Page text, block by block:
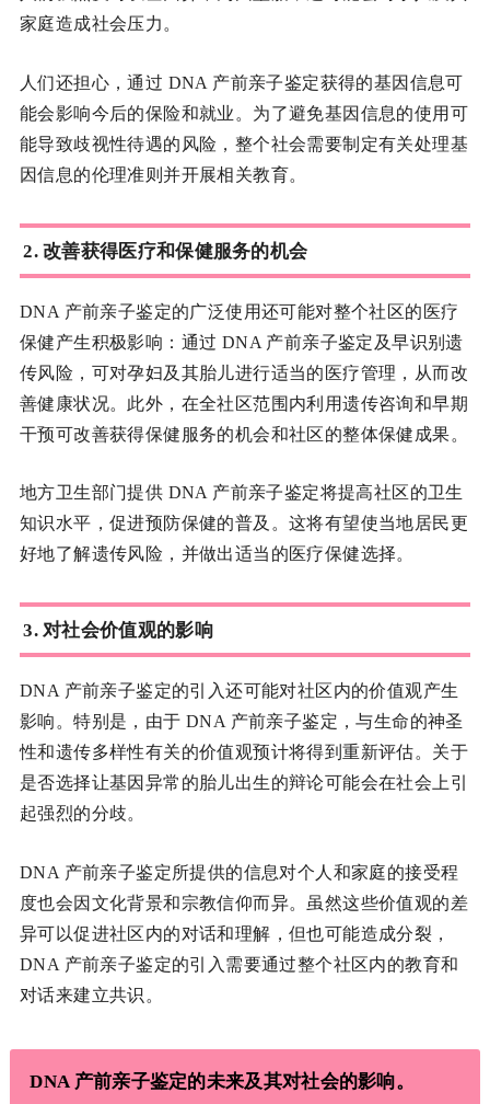
家庭造成社会压力。
人们还担心，通过 DNA 产前亲子鉴定获得的基因信息可
能会影响今后的保险和就业。为了避免基因信息的使用可
能导致歧视性待遇的风险，整个社会需要制定有关处理基
因信息的伦理准则并开展相关教育。
2. 改善获得医疗和保健服务的机会
DNA 产前亲子鉴定的广泛使用还可能对整个社区的医疗
保健产生积极影响：通过 DNA 产前亲子鉴定及早识别遗
传风险，可对孕妇及其胎儿进行适当的医疗管理，从而改
善健康状况。此外，在全社区范围内利用遗传咨询和早期
干预可改善获得保健服务的机会和社区的整体保健成果。
地方卫生部门提供 DNA 产前亲子鉴定将提高社区的卫生
知识水平，促进预防保健的普及。这将有望使当地居民更
好地了解遗传风险，并做出适当的医疗保健选择。
3. 对社会价值观的影响
DNA 产前亲子鉴定的引入还可能对社区内的价值观产生
影响。特别是，由于 DNA 产前亲子鉴定，与生命的神圣
性和遗传多样性有关的价值观预计将得到重新评估。关于
是否选择让基因异常的胎儿出生的辩论可能会在社会上引
起强烈的分歧。
DNA 产前亲子鉴定所提供的信息对个人和家庭的接受程
度也会因文化背景和宗教信仰而异。虽然这些价值观的差
异可以促进社区内的对话和理解，但也可能造成分裂，
DNA 产前亲子鉴定的引入需要通过整个社区内的教育和
对话来建立共识。
DNA 产前亲子鉴定的未来及其对社会的影响。